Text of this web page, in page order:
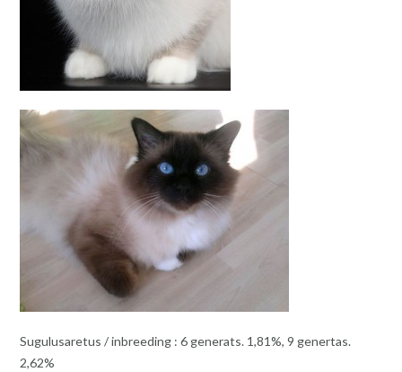
Sugulusaretus / inbreeding : 6 generats. 1,81%, 9 genertas.
2,62%